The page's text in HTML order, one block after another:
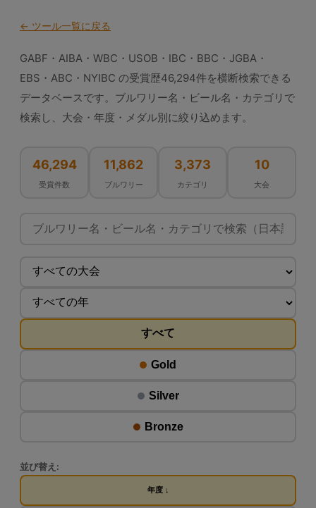
← ツール一覧に戻る
GABF・AIBA・WBC・USOB・IBC・BBC・JGBA・
EBS・ABC・NYIBC の受賞歴46,294件を横断検索できる
データベースです。ブルワリー名・ビール名・カテゴリで
検索し、大会・年度・メダル別に絞り込めます。
46,294
受賞件数
11,862
ブルワリー
3,373
カテゴリ
10
大会
すべて
Gold
Silver
Bronze
並び替え:
年度 ↓